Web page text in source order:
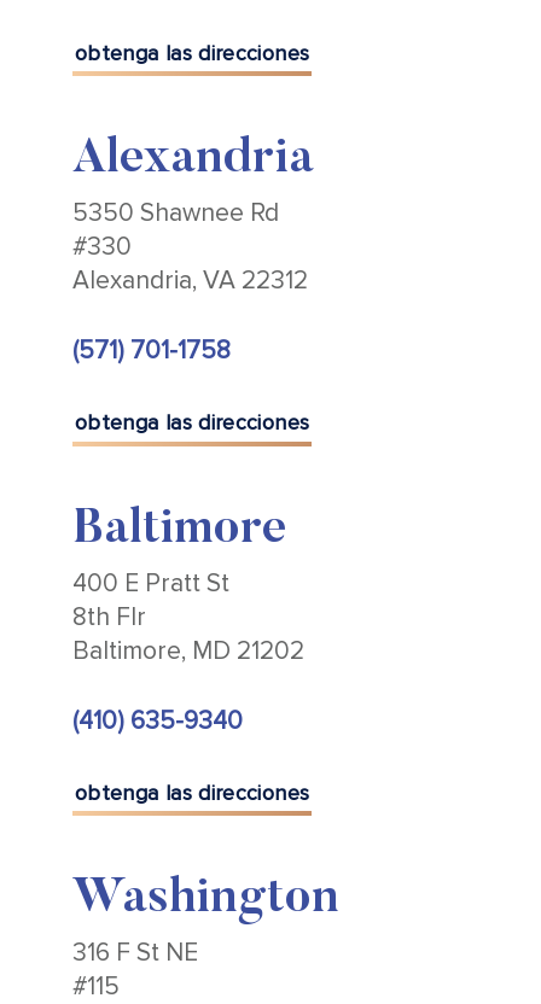
obtenga las direcciones
Alexandria
5350 Shawnee Rd
#330
Alexandria, VA 22312
(571) 701-1758
obtenga las direcciones
Baltimore
400 E Pratt St
8th Flr
Baltimore, MD 21202
(410) 635-9340
obtenga las direcciones
Washington
316 F St NE
#115